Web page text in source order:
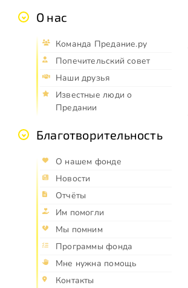
О нас
Команда Предание.ру
Попечительский совет
Наши друзья
Известные люди о
Предании
Благотворительность
О нашем фонде
Новости
Отчёты
Им помогли
Мы помним
Программы фонда
Мне нужна помощь
Контакты